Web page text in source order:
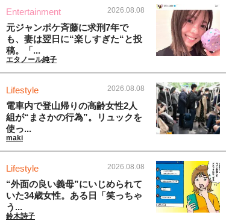
Entertainment 2026.08.08
元ジャンポケ斉藤に求刑7年で
も、妻は翌日に“楽しすぎた“と投
稿。「...
エタノール純子
Lifestyle 2026.08.08
電車内で登山帰りの高齢女性2人
組が“まさかの行為”。リュックを
使っ...
maki
Lifestyle 2026.08.08
“外面の良い義母”にいじめられて
いた34歳女性。ある日「笑っちゃ
う...
鈴木詩子